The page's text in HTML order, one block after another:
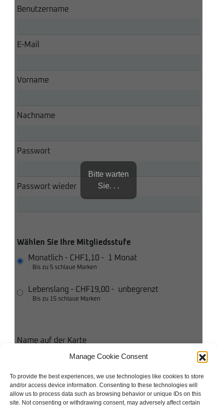
Manage Cookie Consent
To provide the best experiences, we use technologies like cookies to store
and/or access device information. Consenting to these technologies will
allow us to process data such as browsing behavior or unique IDs on this
site. Not consenting or withdrawing consent, may adversely affect certain
Benutzername
E-Mail
Vorname
Nachname
Passwort
Passwort wieder
Wählen Sie Ihre Mitgliedsstufe
Monatlich - CHF1,10 - 1 Monat
Bis zu 5 schlaue Marken
Lebenslang - CHF19,00 - unbegrenzt
Bis zu 15 schlaue Marken
Name auf der Karte
Kreditkarte
Ich stimme den Bedingungen und Konditionen zu
Bitte warten
Sie. . .